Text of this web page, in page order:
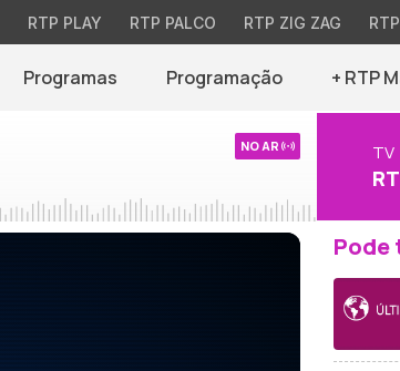
RTP PLAY RTP PALCO RTP ZIG ZAG
Programas Programação + RTP
NO AR TV
Pode